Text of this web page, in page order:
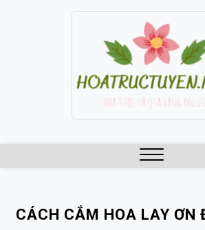
CÁCH CẮM HOA LAY ƠN